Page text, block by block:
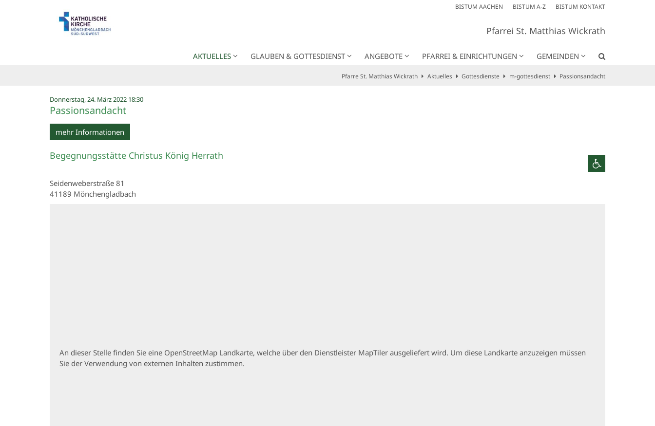
BISTUM AACHEN BISTUM A-Z BISTUM KONTAKT
Pfarrei St. Matthias Wickrath
AKTUELLES GLAUBEN & GOTTESDIENST ANGEBOTE PFARREI & EINRICHTUNGEN GEMEINDEN
Pfarre St. Matthias Wickrath Aktuelles Gottesdienste m-gottesdienst Passionsandacht
Donnerstag, 24. März 2022 18:30:
Passionsandacht
mehr Informationen
Begegnungsstätte Christus König Herrath
Seidenweberstraße 81
41189 Mönchengladbach
An dieser Stelle finden Sie eine OpenStreetMap Landkarte, welche über den Dienstleister MapTiler ausgeliefert wird. Um diese Landkarte anzuzeigen müssen
Sie der Verwendung von externen Inhalten zustimmen.